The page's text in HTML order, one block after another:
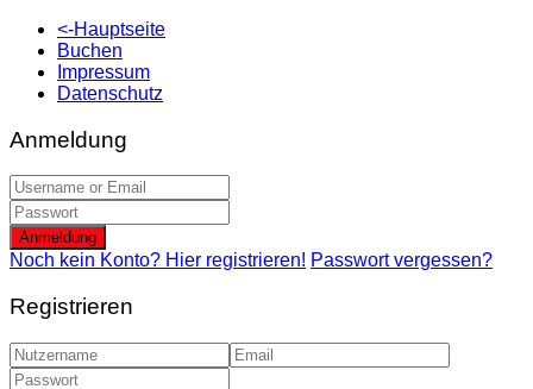
<-Hauptseite
Buchen
Impressum
Datenschutz
Anmeldung
Anmeldung
Noch kein Konto? Hier registrieren! Passwort vergessen?
Registrieren